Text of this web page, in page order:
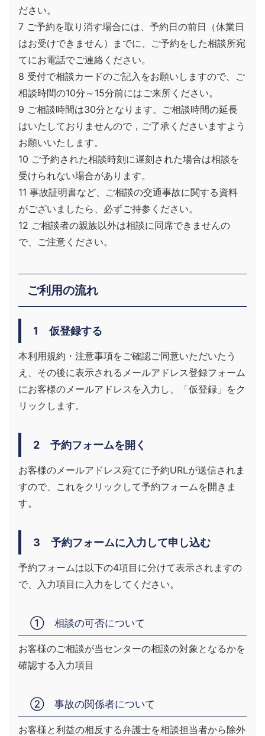
ださい。
7 ご予約を取り消す場合には、予約日の前日（休業日
はお受けできません）までに、ご予約をした相談所宛
てにお電話でご連絡ください。
8 受付で相談カードのご記入をお願いしますので、ご
相談時間の10分～15分前にはご来所ください。
9 ご相談時間は30分となります。ご相談時間の延長
はいたしておりませんので，ご了承くださいますよう
お願いいたします。
10 ご予約された相談時刻に遅刻された場合は相談を
受けられない場合があります。
11 事故証明書など、ご相談の交通事故に関する資料
がございましたら、必ずご持参ください。
12 ご相談者の親族以外は相談に同席できませんの
で、ご注意ください。
ご利用の流れ
1 仮登録する
本利用規約・注意事項をご確認ご同意いただいたう
え、その後に表示されるメールアドレス登録フォーム
にお客様のメールアドレスを入力し、「仮登録」をク
リックします。
2 予約フォームを開く
お客様のメールアドレス宛てに予約URLが送信されま
すので、これをクリックして予約フォームを開きま
す。
3 予約フォームに入力して申し込む
予約フォームは以下の4項目に分けて表示されますの
で、入力項目に入力をしてください。
① 相談の可否について
お客様のご相談が当センターの相談の対象となるかを
確認する入力項目
② 事故の関係者について
お客様と利益の相反する弁護士を相談担当者から除外